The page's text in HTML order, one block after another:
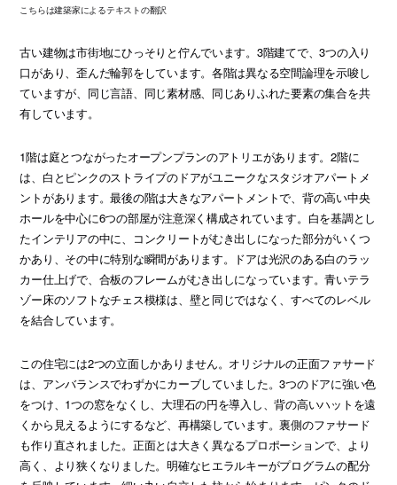
こちらは建築家によるテキストの翻訳
古い建物は市街地にひっそりと佇んでいます。3階建てで、3つの入り
口があり、歪んだ輪郭をしています。各階は異なる空間論理を示唆し
ていますが、同じ言語、同じ素材感、同じありふれた要素の集合を共
有しています。
1階は庭とつながったオープンプランのアトリエがあります。2階に
は、白とピンクのストライプのドアがユニークなスタジオアパートメ
ントがあります。最後の階は大きなアパートメントで、背の高い中央
ホールを中心に6つの部屋が注意深く構成されています。白を基調とし
たインテリアの中に、コンクリートがむき出しになった部分がいくつ
かあり、その中に特別な瞬間があります。ドアは光沢のある白のラッ
カー仕上げで、合板のフレームがむき出しになっています。青いテラ
ゾー床のソフトなチェス模様は、壁と同じではなく、すべてのレベル
を結合しています。
この住宅には2つの立面しかありません。オリジナルの正面ファサード
は、アンバランスでわずかにカーブしていました。3つのドアに強い色
をつけ、1つの窓をなくし、大理石の円を導入し、背の高いハットを遠
くから見えるようにするなど、再構築しています。裏側のファサード
も作り直されました。正面とは大きく異なるプロポーションで、より
高く、より狭くなりました。明確なヒエラルキーがプログラムの配分